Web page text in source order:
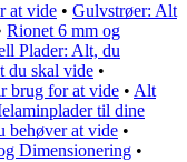
at vide • Gulvstrøer: Alt
Rionet 6 mm og
Plader: Alt, du
du skal vide •
brug for at vide • Alt
til dine
behøver at vide •
Dimensionering •